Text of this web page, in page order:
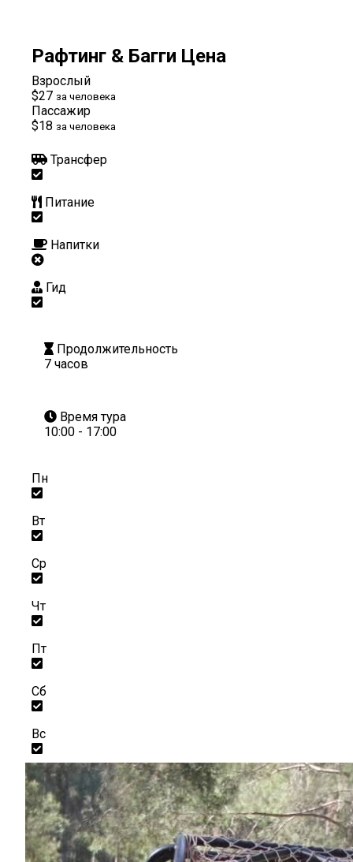
Рафтинг & Багги Цена
Взрослый
$27 за человека
Пассажир
$18 за человека
Трансфер
Питание
Напитки
Гид
Продолжительность
7 часов
Время тура
10:00 - 17:00
Пн
Вт
Ср
Чт
Пт
Сб
Вс